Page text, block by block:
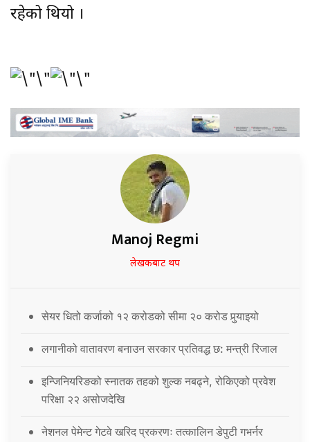
रहेको थियो ।
Manoj Regmi
लेखकबाट थप
सेयर धितो कर्जाको १२ करोडको सीमा २० करोड पुर्‍याइयो
लगानीको वातावरण बनाउन सरकार प्रतिवद्ध छ: मन्त्री रिजाल
इन्जिनियरिङको स्नातक तहको शुल्क नबढ्ने, रोकिएको प्रवेश
परिक्षा २२ असोजदेखि
नेशनल पेमेन्ट गेटवे खरिद प्रकरणः तत्कालिन डेपुटी गभर्नर